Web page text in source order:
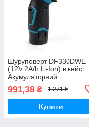
Шуруповерт DF330DWE
(12V 2A/h Li-Ion) в кейсі
Акумуляторний
шуруповерт-дриль
991,38 ₴ 1 271 ₴
Купити